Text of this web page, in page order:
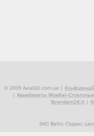
© 2009 AviaGO.com.ua |
| Авиабилеты
Skrendam24.lt |
ЗАО Baltic Clipper,